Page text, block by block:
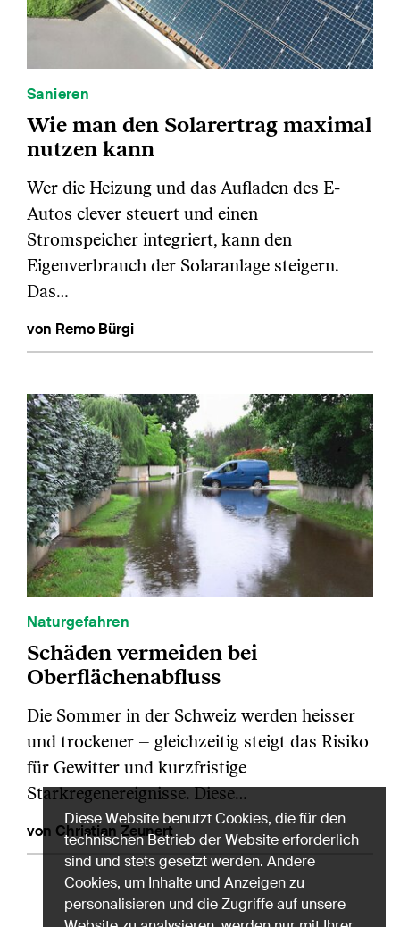
Sanieren
Wie man den Solarertrag maximal
nutzen kann
Wer die Heizung und das Aufladen des E-
Autos clever steuert und einen
Stromspeicher integriert, kann den
Eigenverbrauch der Solaranlage steigern.
Das…
von Remo Bürgi
Naturgefahren
Schäden vermeiden bei
Oberflächenabfluss
Die Sommer in der Schweiz werden heisser
und trockener – gleichzeitig steigt das Risiko
für Gewitter und kurzfristige
Starkregenereignisse. Diese…
von Christian Zeunert
Diese Website benutzt Cookies, die für den
technischen Betrieb der Website erforderlich
sind und stets gesetzt werden. Andere
Cookies, um Inhalte und Anzeigen zu
personalisieren und die Zugriffe auf unsere